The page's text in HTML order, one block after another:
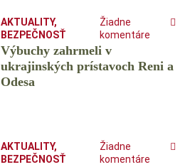
AKTUALITY,
BEZPEČNOSŤ
Žiadne
komentáre
Výbuchy zahrmeli v
ukrajinských prístavoch Reni a
Odesa
AKTUALITY,
BEZPEČNOSŤ
Žiadne
komentáre